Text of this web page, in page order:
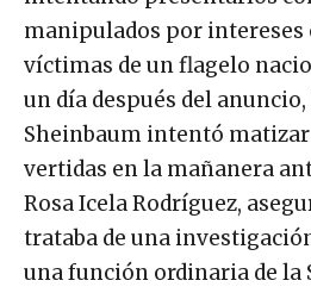
manipulados por intereses
víctimas de un flagelo
un día después del
Sheinbaum intentó
vertidas en la mañanera
Rosa Icela Rodríguez,
trataba de una
una función ordinaria de la